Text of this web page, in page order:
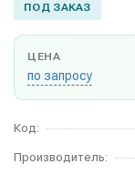
ПОД ЗАКАЗ
ЦЕНА
по запросу
Код:
Производитель: